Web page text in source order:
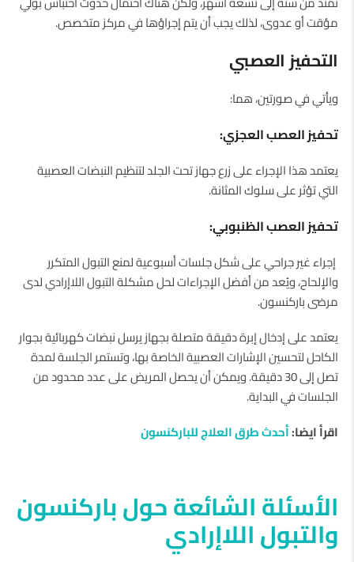
مؤقت أو عدوى، لذلك يجب أن يتم إجراؤها في مركز متخصص.
التحفيز العصبي
ويأتي في صورتين، هما:
تحفيز العصب العجزي:
يعتمد هذا الإجراء على زرع جهاز تحت الجلد لتنظيم النبضات العصبية
التي تؤثر على سلوك المثانة.
تحفيز العصب الظنبوبي:
إجراء غير جراحي على شكل جلسات أسبوعية لمنع التبول المتكرر
والإلحاح، ويُعد من أفضل الإجراءات لحل مشكلة التبول اللاإرادي لدى
مرضى باركنسون.
يعتمد على إدخال إبرة دقيقة متصلة بجهاز يرسل نبضات كهربائية بجوار
الكاحل لتحسين الإشارات العصبية الخاصة بها، وتستمر الجلسة لمدة
تصل إلى 30 دقيقة. ويمكن أن يحصل المريض على عدد محدود من
الجلسات في البداية.
اقرأ ايضا:أحدث طرق العلاج للباركنسون
الأسئلة الشائعة حول باركنسون
والتبول اللاإرادي